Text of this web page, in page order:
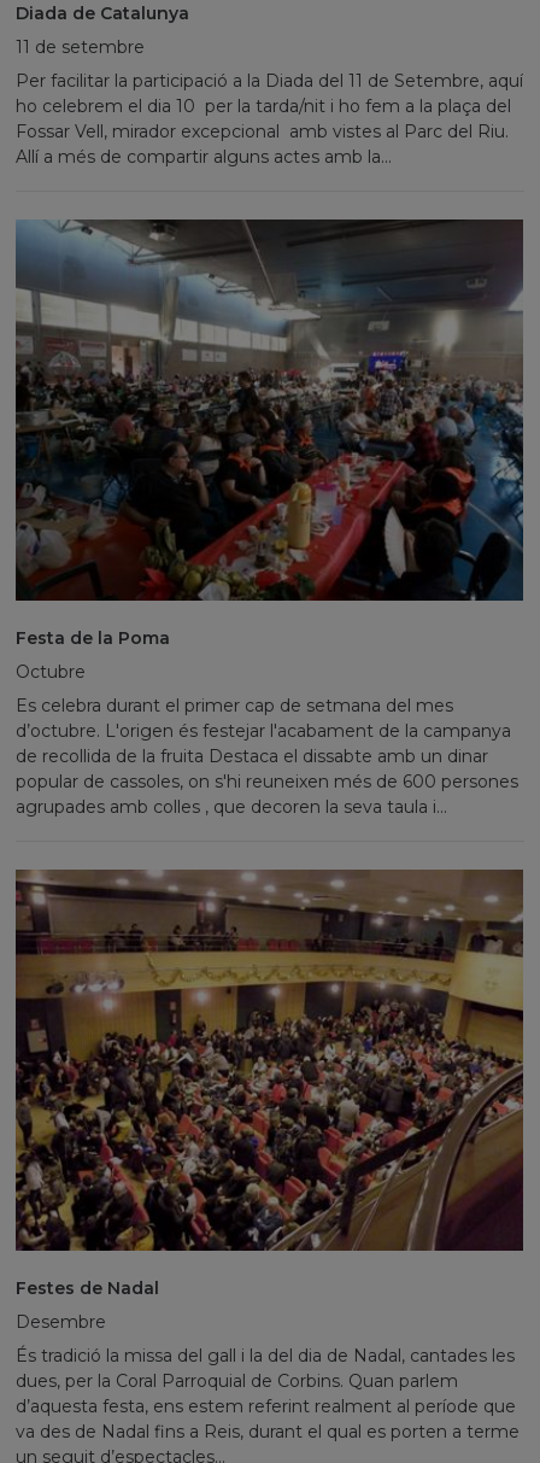
Diada de Catalunya
11 de setembre
Per facilitar la participació a la Diada del 11 de Setembre, aquí
ho celebrem el dia 10 per la tarda/nit i ho fem a la plaça del
Fossar Vell, mirador excepcional amb vistes al Parc del Riu.
Allí a més de compartir alguns actes amb la...
Festa de la Poma
Octubre
Es celebra durant el primer cap de setmana del mes
d’octubre. L'origen és festejar l'acabament de la campanya
de recollida de la fruita Destaca el dissabte amb un dinar
popular de cassoles, on s'hi reuneixen més de 600 persones
agrupades amb colles , que decoren la seva taula i...
Festes de Nadal
Desembre
És tradició la missa del gall i la del dia de Nadal, cantades les
dues, per la Coral Parroquial de Corbins. Quan parlem
d’aquesta festa, ens estem referint realment al període que
va des de Nadal fins a Reis, durant el qual es porten a terme
un seguit d’espectacles...